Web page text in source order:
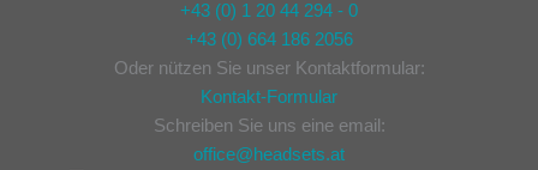
+43 (0) 1 20 44 294 - 0
+43 (0) 664 186 2056
Oder nützen Sie unser Kontaktformular:
Kontakt-Formular
Schreiben Sie uns eine email:
office@headsets.at